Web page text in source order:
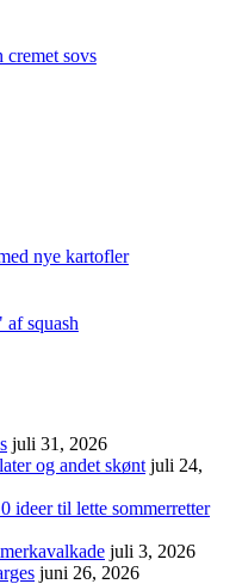
cremet sovs
nye kartofler
af squash
juli 31, 2026
og andet skønt juli 24,
ideer til lette sommerretter
juli 3, 2026
juni 26, 2026